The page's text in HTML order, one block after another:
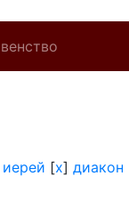
иерей [x] диакон